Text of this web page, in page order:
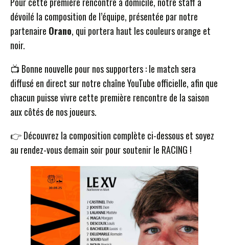
dévoilé la composition de l’équipe, présentée par notre
partenaire Orano, qui portera haut les couleurs orange et
noir.
📺 Bonne nouvelle pour nos supporters : le match sera
diffusé en direct sur notre chaîne YouTube officielle, afin que
chacun puisse vivre cette première rencontre de la saison
aux côtés de nos joueurs.
👉 Découvrez la composition complète ci-dessous et soyez
au rendez-vous demain soir pour soutenir le RACING !